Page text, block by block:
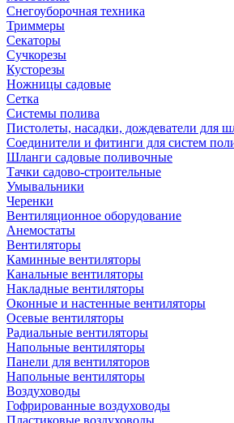
Снегоуборочная техника
Триммеры
Секаторы
Сучкорезы
Кусторезы
Ножницы садовые
Сетка
Системы полива
Пистолеты, насадки, дождеватели для
Соединители и фитинги для систем
Шланги садовые поливочные
Тачки садово-строительные
Умывальники
Черенки
Вентиляционное оборудование
Анемостаты
Вентиляторы
Каминные вентиляторы
Канальные вентиляторы
Накладные вентиляторы
Оконные и настенные вентиляторы
Осевые вентиляторы
Радиальные вентиляторы
Напольные вентиляторы
Панели для вентиляторов
Напольные вентиляторы
Воздуховоды
Гофрированные воздуховоды
Пластиковые воздуховоды